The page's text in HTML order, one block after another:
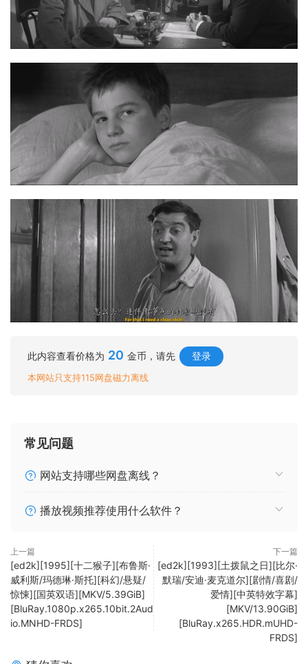
此内容查看价格为 20 金币，请先 登录
本网站只支持115网盘磁力离线
常见问题
网站支持哪些网盘离线？
播放视频推荐使用什么软件？
上一篇
[ed2k][1995][十二猴子][布鲁斯·
威利斯/玛德琳·斯托][科幻/悬疑/
惊悚][国英双语][MKV/5.39GiB]
[BluRay.1080p.x265.10bit.2Aud
io.MNHD-FRDS]
下一篇
[ed2k][1993][土拨鼠之日][比尔·
默瑞/安迪·麦克道尔][剧情/喜剧/
爱情][中英特效字幕]
[MKV/13.90GiB]
[BluRay.x265.HDR.mUHD-
FRDS]